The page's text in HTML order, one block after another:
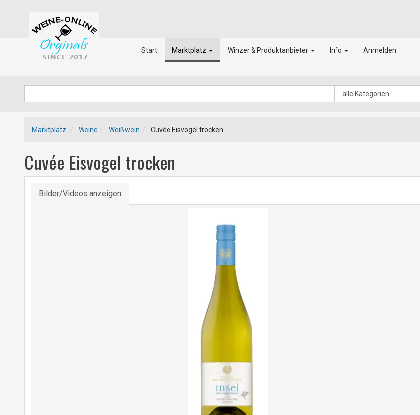
Start Marktplatz Winzer & Produktanbieter Info Anmelden
Marktplatz Weine Weißwein Cuvée Eisvogel trocken
Cuvée Eisvogel trocken
Bilder/Videos anzeigen